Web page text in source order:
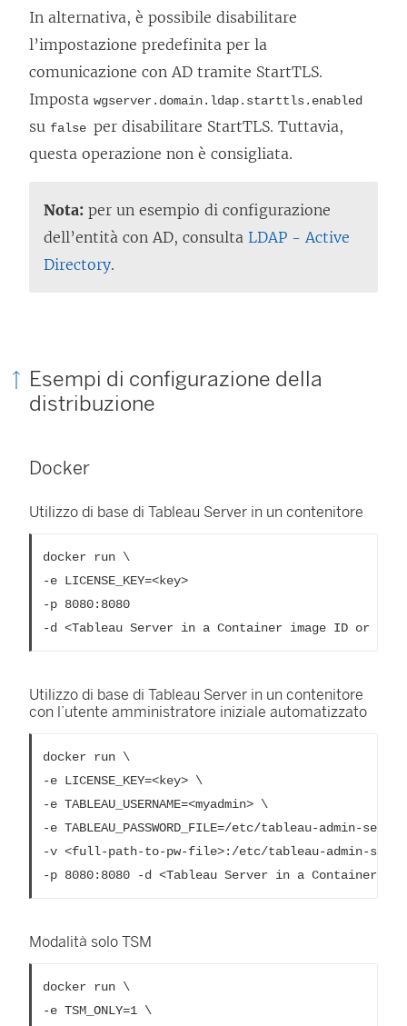
In alternativa, è possibile disabilitare
l’impostazione predefinita per la
comunicazione con AD tramite StartTLS.
Imposta wgserver.domain.ldap.starttls.enabled
su false per disabilitare StartTLS. Tuttavia,
questa operazione non è consigliata.
Nota: per un esempio di configurazione
dell’entità con AD, consulta LDAP - Active
Directory.
Esempi di configurazione della
distribuzione
Docker
Utilizzo di base di Tableau Server in un contenitore
docker run \
-e LICENSE_KEY=<key>
-p 8080:8080
-d <Tableau Server in a Container image ID or tag>
Utilizzo di base di Tableau Server in un contenitore
con l’utente amministratore iniziale automatizzato
docker run \
-e LICENSE_KEY=<key> \
-e TABLEAU_USERNAME=<myadmin> \
-e TABLEAU_PASSWORD_FILE=/etc/tableau-admin-
-v <full-path-to-pw-file>:/etc/tableau-admin-
-p 8080:8080 -d <Tableau Server in a Container
Modalità solo TSM
docker run \
-e TSM_ONLY=1 \